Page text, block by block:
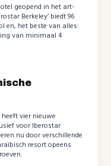
geopend in het art-
Berkeley’ biedt 96
en, het beste van alles:
van minimaal 4
heeft vier nieuwe
voor Iberostar
nu door verschillende
resort opeens